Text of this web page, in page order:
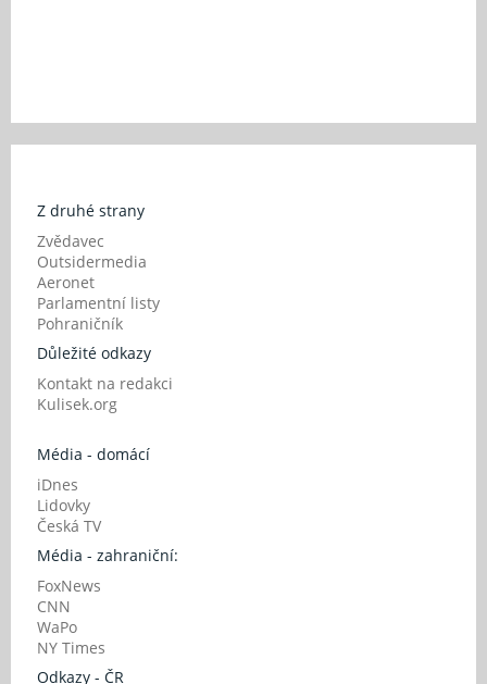
Z druhé strany
Zvědavec
Outsidermedia
Aeronet
Parlamentní listy
Pohraničník
Důležité odkazy
Kontakt na redakci
Kulisek.org
Média - domácí
iDnes
Lidovky
Česká TV
Média - zahraniční:
FoxNews
CNN
WaPo
NY Times
Odkazy - ČR